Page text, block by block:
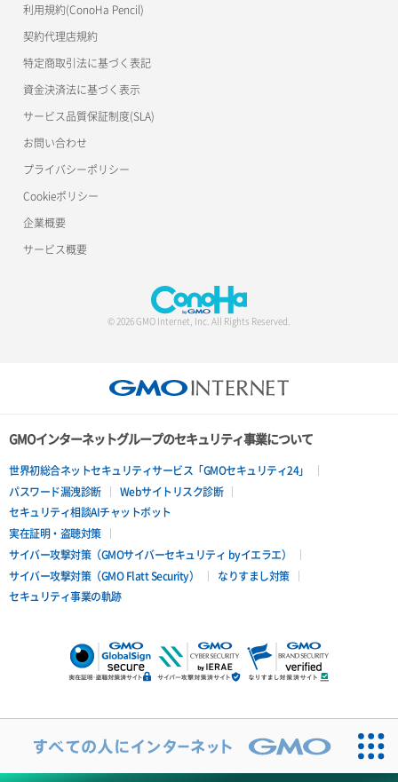
利用規約(ConoHa Pencil)
契約代理店規約
特定商取引法に基づく表記
資金決済法に基づく表示
サービス品質保証制度(SLA)
お問い合わせ
プライバシーポリシー
Cookieポリシー
企業概要
サービス概要
© 2026 GMO Internet, Inc. All Rights Reserved.
GMOインターネットグループのセキュリティ事業について
世界初総合ネットセキュリティサービス「GMOセキュリティ24」
パスワード漏洩診断
Webサイトリスク診断
セキュリティ相談AIチャットボット
実在証明・盗聴対策
サイバー攻撃対策（GMOサイバーセキュリティ byイエラエ）
サイバー攻撃対策（GMO Flatt Security）
なりすまし対策
セキュリティ事業の軌跡